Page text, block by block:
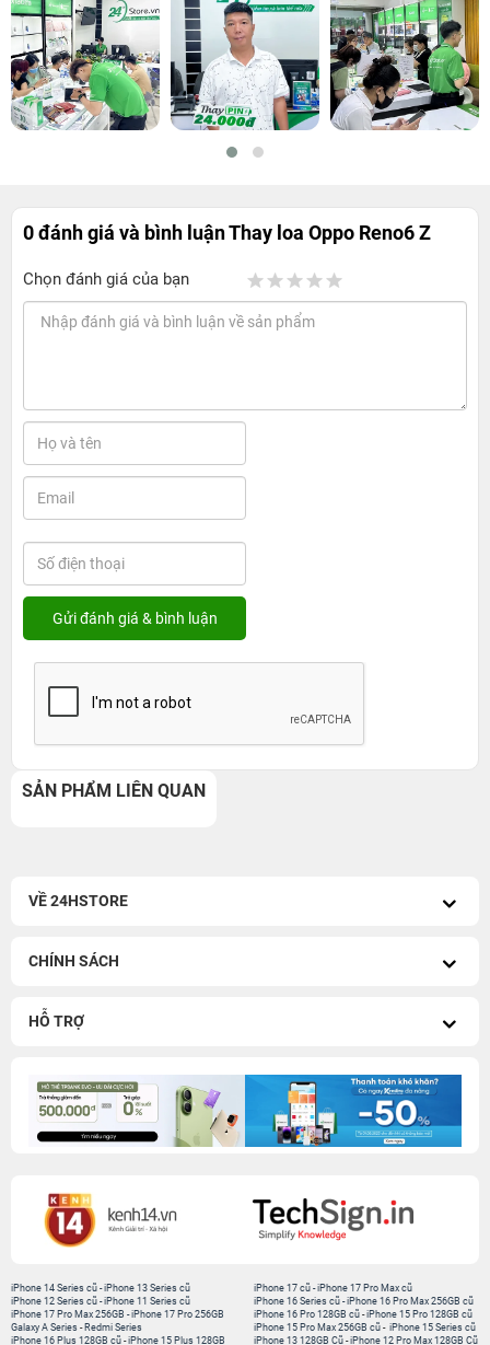
0 đánh giá và bình luậnThay loa Oppo Reno6 Z
Chọn đánh giá của bạn
SẢN PHẨM LIÊN QUAN
VỀ 24HSTORE
CHÍNH SÁCH
HỖ TRỢ
iPhone 14 Series cũ -iPhone 13 Series cũ
iPhone 12 Series cũ -iPhone 11 Series cũ
iPhone 17 Pro Max 256GB -iPhone 17 Pro 256GB
Galaxy A Series - Redmi Series
iPhone 17 cũ-iPhone 17 Pro Max cũ
iPhone 16 Series cũ- iPhone 16 Pro Max 256GB cũ
iPhone 16 Pro 128GB cũ-iPhone 15 Pro 128GB cũ
iPhone 15 Pro Max 256GB cũ- iPhone 15 Series cũ
iPhone 16 Plus 128GB cũ -iPhone 15 Plus 128GB
iPhone 13 128GB Cũ-iPhone 12 Pro Max 128GB Cũ